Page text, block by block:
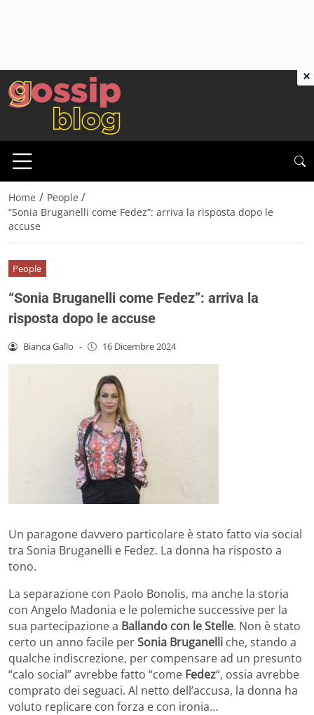
Home / People /
“Sonia Bruganelli come Fedez”: arriva la risposta dopo le
accuse
People
“Sonia Bruganelli come Fedez”: arriva la
risposta dopo le accuse
Bianca Gallo - 16 Dicembre 2024
Un paragone davvero particolare è stato fatto via social
tra Sonia Bruganelli e Fedez. La donna ha risposto a
tono.
La separazione con Paolo Bonolis, ma anche la storia
con Angelo Madonia e le polemiche successive per la
sua partecipazione a Ballando con le Stelle. Non è stato
certo un anno facile perSonia Bruganelli che, stando a
qualche indiscrezione, per compensare ad un presunto
“calo social” avrebbe fatto “come Fedez“, ossia avrebbe
comprato dei seguaci. Al netto dell’accusa, la donna ha
voluto replicare con forza e con ironia…
×